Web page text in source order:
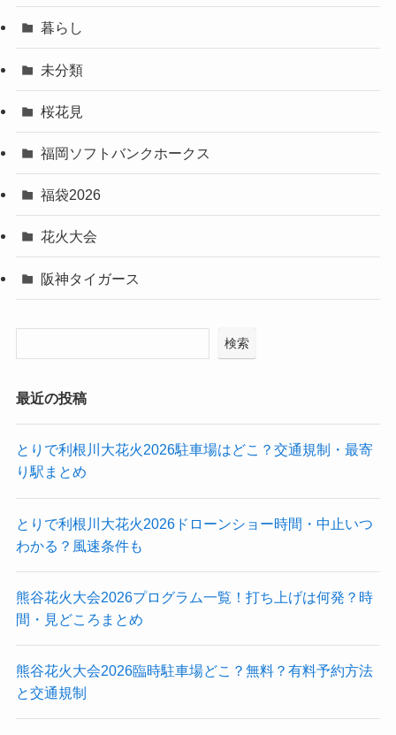
暮らし
未分類
桜花見
福岡ソフトバンクホークス
福袋2026
花火大会
阪神タイガース
検索
最近の投稿
とりで利根川大花火2026駐車場はどこ？交通規制・最寄
り駅まとめ
とりで利根川大花火2026ドローンショー時間・中止いつ
わかる？風速条件も
熊谷花火大会2026プログラム一覧！打ち上げは何発？時
間・見どころまとめ
熊谷花火大会2026臨時駐車場どこ？無料？有料予約方法
と交通規制